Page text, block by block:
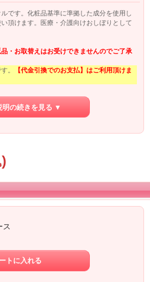
です。化粧品基準に準拠した成分を使用し
頂けます。医療・介護向けおしぼりとして
・お取替えはお受けできませんのでご了承
。
【代金引換でのお支払】はご利用頂けま
い。
の続きを見る ▼
ス